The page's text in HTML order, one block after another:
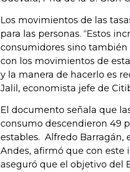
Los movimientos de las
para las personas. “Estos
consumidores sino también
con los movimientos de
y la manera de hacerlo es
Jalil, economista jefe de
El documento señala que
consumo descendieron 49
estables. Alfredo Barragán,
Andes, afirmó que con este
aseguró que el objetivo del